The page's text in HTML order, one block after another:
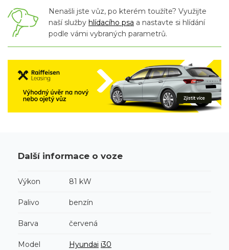
Nenašli jste vůz, po kterém toužíte? Využijte
naší služby hlídacího psa a nastavte si hlídání
podle vámi vybraných parametrů.
Další informace o voze
Výkon 81 kW
Palivo benzín
Barva červená
Model Hyundai i30